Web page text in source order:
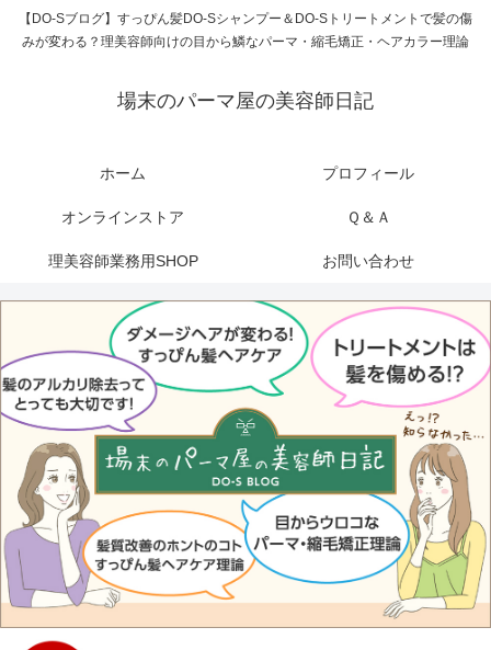
【DO-Sブログ】すっぴん髪DO-Sシャンプー＆DO-Sトリートメントで髪の傷
みが変わる？理美容師向けの目から鱗なパーマ・縮毛矯正・ヘアカラー理論
場末のパーマ屋の美容師日記
ホーム プロフィール
オンラインストア Ｑ＆Ａ
理美容師業務用SHOP お問い合わせ